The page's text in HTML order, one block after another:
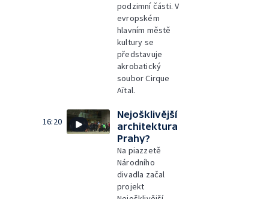
podzimní části. V
evropském
hlavním městě
kultury se
představuje
akrobatický
soubor Cirque
Aïtal.
16:20
Nejošklivější
architektura
Prahy?
Na piazzetě
Národního
divadla začal
projekt